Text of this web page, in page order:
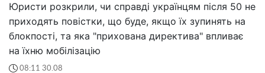
Юристи розкрили, чи справді українцям після 50 не
приходять повістки, що буде, якщо їх зупинять на
блокпості, та яка "прихована директива" впливає
на їхню мобілізацію
08:11 30.08